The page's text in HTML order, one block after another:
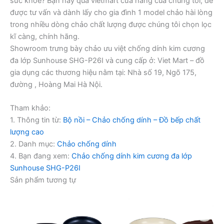
được tư vấn và dành lấy cho gia đình 1 model chảo hài lòng
trong nhiều dòng chảo chất lượng được chúng tôi chọn lọc
kĩ càng, chính hãng.
Showroom trưng bày chảo ưu việt chống dính kim cương
đa lớp Sunhouse SHG-P26I và cung cấp ở: Viet Mart – đồ
gia dụng các thương hiệu nằm tại: Nhà số 19, Ngõ 175,
đường , Hoàng Mai Hà Nội.
Tham khảo:
1. Thông tin từ: Bộ nồi – Chảo chống dính – Đồ bếp chất
lượng cao
2. Danh mục: Chảo chống dính
4. Bạn đang xem: Chảo chống dính kim cương đa lớp
Sunhouse SHG-P26I
Sản phẩm tương tự